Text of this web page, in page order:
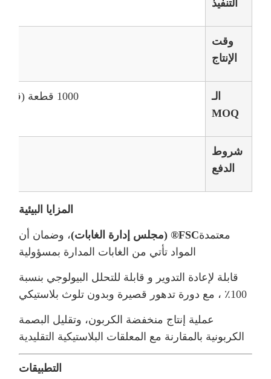
التنفيذ
وقت
الإنتاج
الـ
MOQ
1000 قطعة (قدرة شهرية: 600000 قطعة)
شروط
الدفع
المزايا البيئية
معتمدةFSC® (مجلس إدارة الغابات)
، وضمان أن
المواد تأتي من الغابات المدارة بمسؤولية
قابلة لإعادة التدوير و قابلة للتحلل البيولوجي بنسبة
100٪ ، مع دورة تدهور قصيرة وبدون تلوث بلاستيكي
عملية إنتاج منخفضة الكربون، وتقليل البصمة
الكربونية بالمقارنة مع المعلقات البلاستيكية التقليدية
التطبيقات